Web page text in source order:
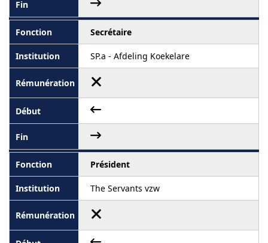
Secrétaire
SP.a - Afdeling Koekelare
Président
The Servants vzw